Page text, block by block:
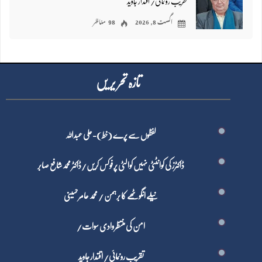
اگست 8, 2026 98 مناظر
تازہ تحر یر یں
لفظوں سے پرے (خط)-علی عبداللہ
ڈاکٹرز کی کوانٹٹی نہیں کوالٹی پر فوکس کریں/ڈاکٹر محمد شافع صابر
نیلے انگوٹھے کا برہمن / محمد عامر حسینی
امن کی منتظر وادی سوات/
تقریب رونمائی/ اقتدار جاوید